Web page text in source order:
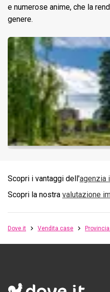
e numerose anime, che la
genere.
Scopri i vantaggi dell'agenzia
Scopri la nostra valutazione
Dove.it Vendita case